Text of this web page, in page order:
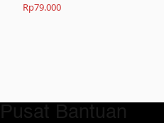
Rp79.000
Pusat Bantuan